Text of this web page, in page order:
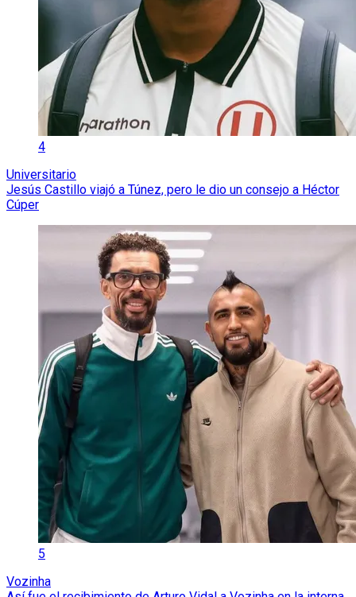
4
Universitario
Jesús Castillo viajó a Túnez, pero le dio un consejo a Héctor
Cúper
5
Vozinha